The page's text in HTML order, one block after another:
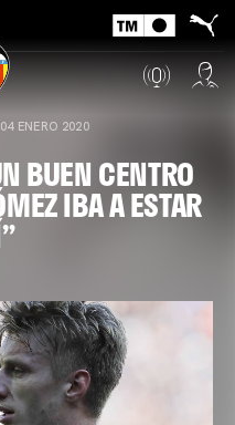
04 ENERO 2020
BUEN CENTRO
IBA A ESTAR